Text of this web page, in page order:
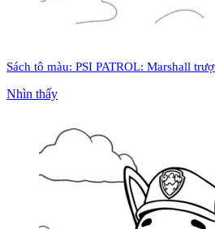
Sách tô màu: PSI PATROL: Marshall
Nhìn thấy